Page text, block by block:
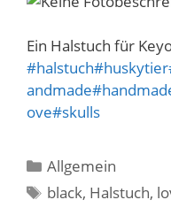
Ein Halstuch für
#halstuch#huskytier
andmade
ove#skulls
Kategorien
Allgemein
Schlagwörter
black, Halstuch,